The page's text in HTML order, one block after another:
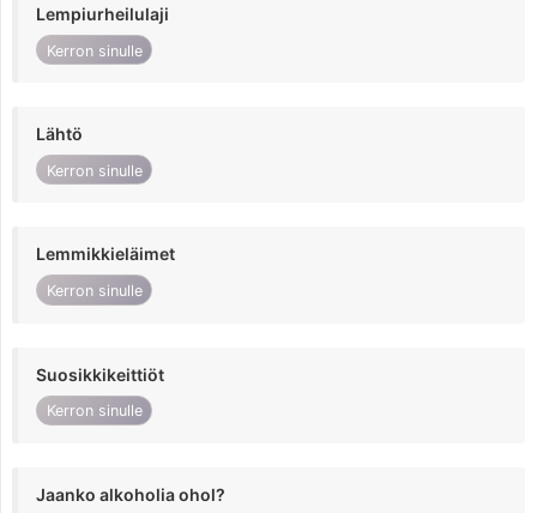
Lempiurheilulaji
Kerron sinulle
Lähtö
Kerron sinulle
Lemmikkieläimet
Kerron sinulle
Suosikkikeittiöt
Kerron sinulle
Jaanko alkoholia ohol?